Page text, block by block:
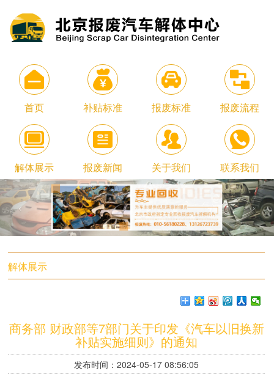
首页 补贴标准 报废标准 报废流程
解体展示 报废新闻 关于我们 联系我们
解体展示
商务部 财政部等7部门关于印发《汽车以旧换新
补贴实施细则》的通知
发布时间：2024-05-17 08:56:05